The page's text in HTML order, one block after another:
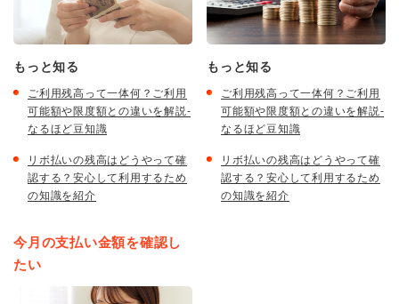
もっと知る
ご利用残高って一体何？ご利用
可能額や限度額との違いを解説-
なるほど豆知識
リボ払いの残高はどうやって確
認する？安心して利用するため
の知識を紹介
もっと知る
ご利用残高って一体何？ご利用
可能額や限度額との違いを解説-
なるほど豆知識
リボ払いの残高はどうやって確
認する？安心して利用するため
の知識を紹介
今月の支払い金額を確認し
たい